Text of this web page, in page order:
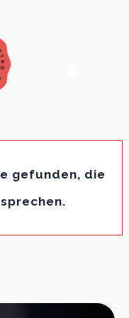
gefunden, die